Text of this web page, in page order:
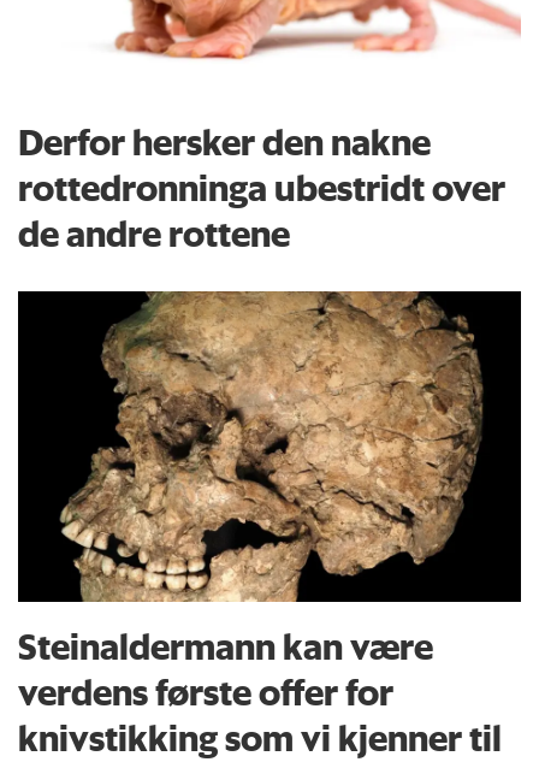
Derfor hersker den nakne
rottedronninga ubestridt over
de andre rottene
Steinaldermann kan være
verdens første offer for
knivstikking som vi kjenner til